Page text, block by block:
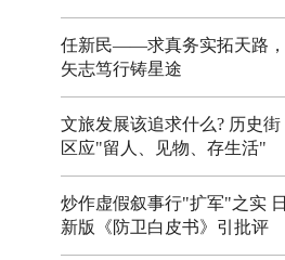
任新民——求真务实拓天路，
矢志笃行铸星途
文旅发展该追求什么? 历史街
区应"留人、见物、存生活"
炒作虚假叙事行"扩军"之实 日
新版《防卫白皮书》引批评